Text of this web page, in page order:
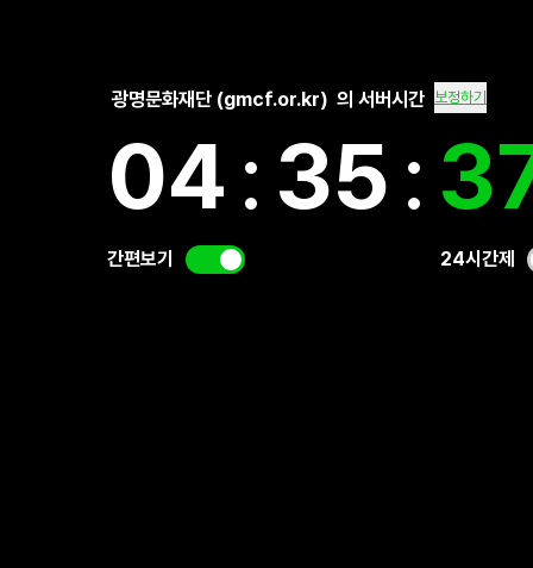
광명문화재단 (gmcf.or.kr) 의 서버시간 보정하기
04: 35:
간편보기 24시간제